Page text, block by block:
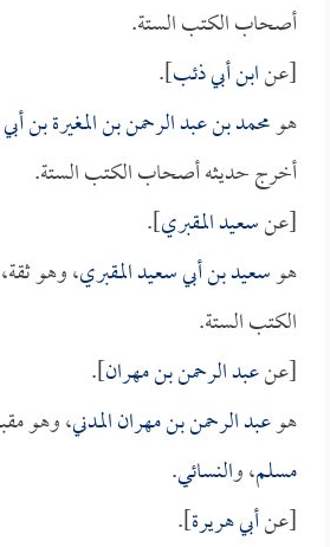
أصحاب الكتب الستة.
[عنابن أبي ذئب].
هومحمد بن عبد الرحمن بن المغيرة بن
أخرج حديثه أصحاب الكتب الستة.
[عنسعيد المقبري].
هوسعيد بن أبي سعيد المقبري، وهو
الكتب الستة.
[عنعبد الرحمن بن مهران].
هوعبد الرحمن بن مهران المدني، وهو
مسلم، والنسائي.
[عنأبي هريرة].